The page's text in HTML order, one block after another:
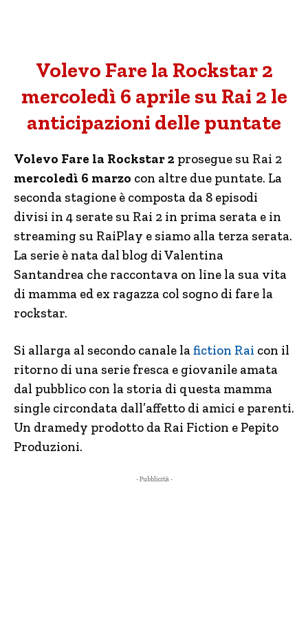
Volevo Fare la Rockstar 2
mercoledì 6 aprile su Rai 2 le
anticipazioni delle puntate
Volevo Fare la Rockstar 2 prosegue su Rai 2
mercoledì 6 marzo con altre due puntate. La
seconda stagione è composta da 8 episodi
divisi in 4 serate su Rai 2 in prima serata e in
streaming su RaiPlay e siamo alla terza serata.
La serie è nata dal blog di Valentina
Santandrea che raccontava on line la sua vita
di mamma ed ex ragazza col sogno di fare la
rockstar.
Si allarga al secondo canale lafiction Rai con il
ritorno di una serie fresca e giovanile amata
dal pubblico con la storia di questa mamma
single circondata dall’affetto di amici e parenti.
Un dramedy prodotto da Rai Fiction e Pepito
Produzioni.
- Pubblicità -